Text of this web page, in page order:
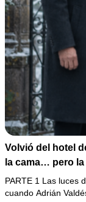
Volvió del hotel
la cama… pero
había puesto en
PARTE 1 Las luces
cuando Adrián